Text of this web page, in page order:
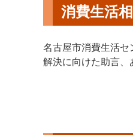
消費生活
名古屋市消費生活セ
解決に向けた助言、